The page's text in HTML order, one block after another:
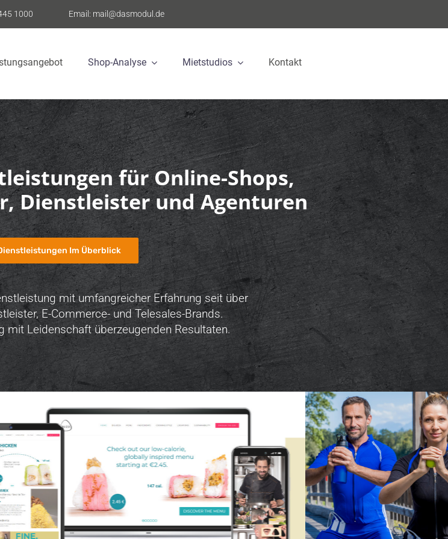
1000 Email: mail@dasmodul.de
Shop-Analyse Mietstudios Kontakt
für Online-Shops,
Dienstleister und Agenturen
Im Überblick
mit umfangreicher Erfahrung seit über
E-Commerce- und Telesales-Brands.
mit Leidenschaft überzeugenden Resultaten.